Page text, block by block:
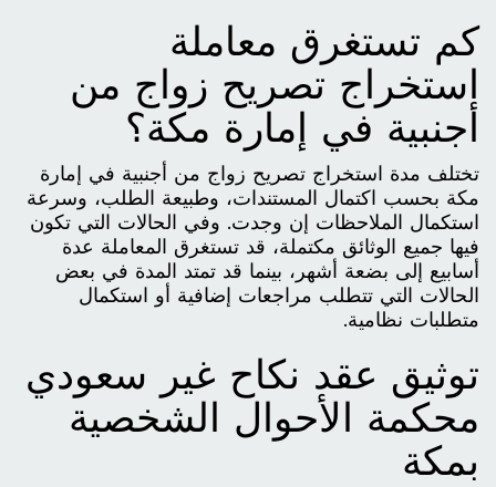
كم تستغرق معاملة
استخراج تصريح زواج من
أجنبية في إمارة مكة؟
تختلف مدة استخراج تصريح زواج من أجنبية في إمارة
مكة بحسب اكتمال المستندات، وطبيعة الطلب، وسرعة
استكمال الملاحظات إن وجدت. وفي الحالات التي تكون
فيها جميع الوثائق مكتملة، قد تستغرق المعاملة عدة
أسابيع إلى بضعة أشهر، بينما قد تمتد المدة في بعض
الحالات التي تتطلب مراجعات إضافية أو استكمال
متطلبات نظامية.
توثيق عقد نكاح غير سعودي
محكمة الأحوال الشخصية
بمكة